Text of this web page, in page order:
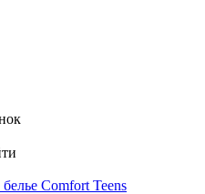
Comfort Teens